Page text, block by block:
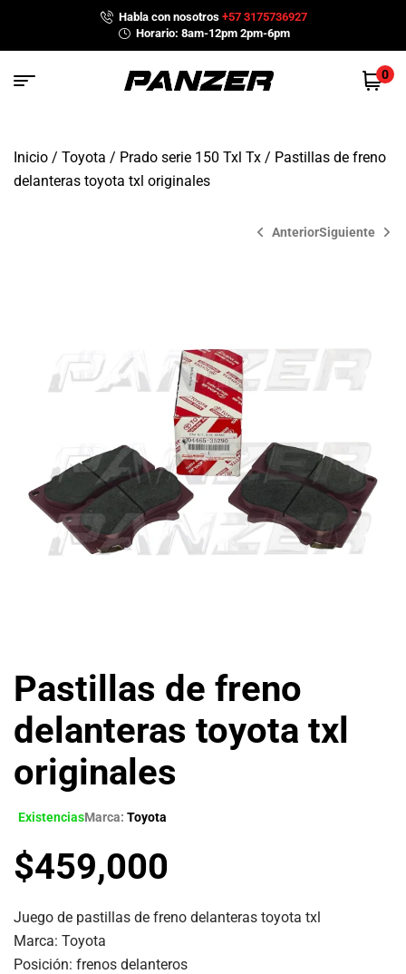
Habla con nosotros+57 3175736927
Horario: 8am-12pm 2pm-6pm
0
Inicio / Toyota / Prado serie 150 Txl Tx / Pastillas de freno
delanteras toyota txl originales
AnteriorSiguiente
Pastillas de freno
delanteras toyota txl
originales
ExistenciasMarca: Toyota
$459,000
Juego de pastillas de freno delanteras toyota txl
Marca: Toyota
Posición: frenos delanteros